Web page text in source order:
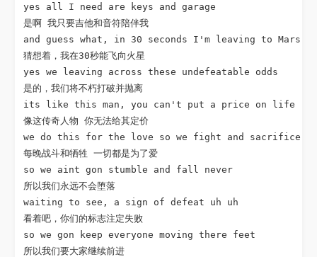
yes all I need are keys and garage
是啊 我只要吉他和音符陪伴我
and guess what, in 30 seconds I'm leaving to Mars
猜想着，我在30秒能飞向火星
yes we leaving across these undefeatable odds
是的，我们将不朽打破并抛离
its like this man, you can't put a price on life
像这传奇人物 你无法给其定价
we do this for the love so we fight and sacrifice
每晚战斗和牺牲 一切都是为了爱
so we aint gon stumble and fall never
所以我们永远不会堕落
waiting to see, a sign of defeat uh uh
看着吧，你们的标志注定失败
so we gon keep everyone moving there feet
所以我们要大家继续前进